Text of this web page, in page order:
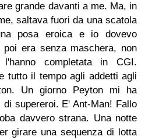
grande davanti a me. Ma, in
saltava fuori da una scatola
posa eroica e io dovevo
era senza maschera, non
completata in CGI.
tutto il tempo agli addetti agli
Un giorno Peyton mi ha
supereroi. E' Ant-Man! Fallo
davvero strana. Una notte
girare una sequenza di lotta